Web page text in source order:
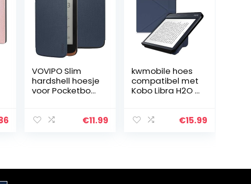
VOVIPO Slim
hardshell hoesje
voor Pocketbook
5/Touch Lux
€11.99
kwmobile hoes
compatibel met
Kobo Libra H2O –
donkerblauw
€15.99